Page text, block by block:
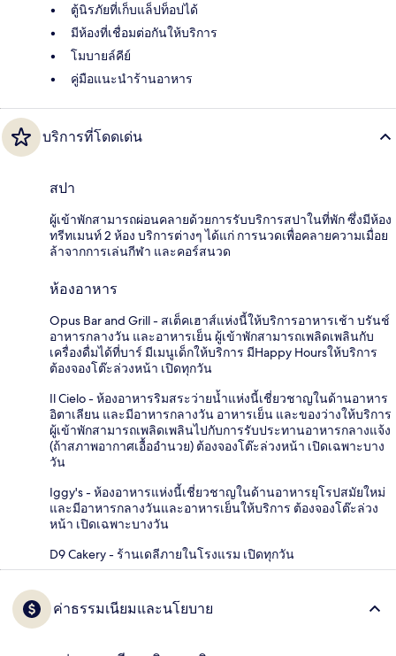
ตู้นิรภัยที่เก็บแล็ปท็อปได้
มีห้องที่เชื่อมต่อกันให้บริการ
โมบายล์คีย์
คู่มือแนะนำร้านอาหาร
บริการที่โดดเด่น
สปา
ผู้เข้าพักสามารถผ่อนคลายด้วยการรับบริการสปาในที่พัก ซึ่งมีห้อง
ทรีทเมนท์ 2 ห้อง บริการต่างๆ ได้แก่ การนวดเพื่อคลายความเมื่อย
ล้าจากการเล่นกีฬา และคอร์สนวด
ห้องอาหาร
Opus Bar and Grill - สเต็คเฮาส์แห่งนี้ให้บริการอาหารเช้า บรันช์
อาหารกลางวัน และอาหารเย็น ผู้เข้าพักสามารถเพลิดเพลินกับ
เครื่องดื่มได้ที่บาร์ มีเมนูเด็กให้บริการ มีHappy Hoursให้บริการ
ต้องจองโต๊ะล่วงหน้า เปิดทุกวัน
Il Cielo - ห้องอาหารริมสระว่ายน้ำแห่งนี้เชี่ยวชาญในด้านอาหาร
อิตาเลียน และมีอาหารกลางวัน อาหารเย็น และของว่างให้บริการ
ผู้เข้าพักสามารถเพลิดเพลินไปกับการรับประทานอาหารกลางแจ้ง
(ถ้าสภาพอากาศเอื้ออำนวย) ต้องจองโต๊ะล่วงหน้า เปิดเฉพาะบาง
วัน
Iggy's - ห้องอาหารแห่งนี้เชี่ยวชาญในด้านอาหารยุโรปสมัยใหม่
และมีอาหารกลางวันและอาหารเย็นให้บริการ ต้องจองโต๊ะล่วง
หน้า เปิดเฉพาะบางวัน
D9 Cakery - ร้านเดลีภายในโรงแรม เปิดทุกวัน
ค่าธรรมเนียมและนโยบาย